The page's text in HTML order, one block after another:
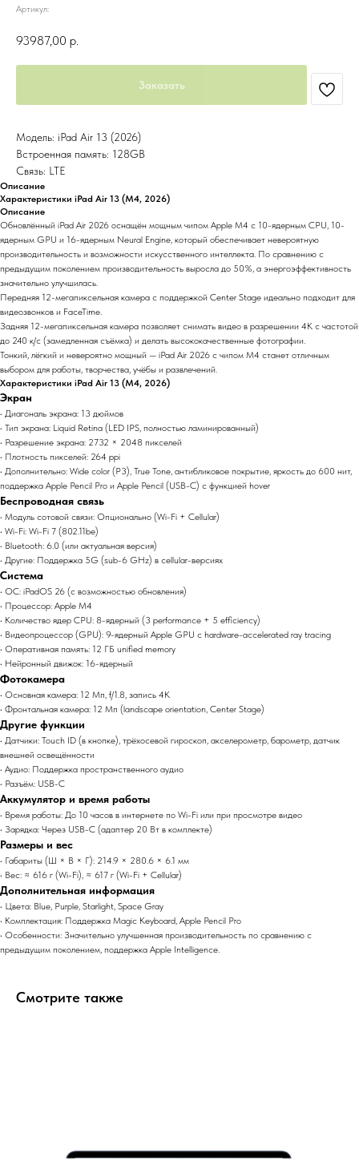
Артикул:
93987,00 р.
Заказать
Модель: iPad Air 13 (2026)
Встроенная память: 128GB
Связь: LTE
Описание
Характеристики iPad Air 13 (M4, 2026)
Описание
Обновлённый iPad Air 2026 оснащён мощным чипом Apple M4 с 10-ядерным CPU, 10-
ядерным GPU и 16-ядерным Neural Engine, который обеспечивает невероятную
производительность и возможности искусственного интеллекта. По сравнению с
предыдущим поколением производительность выросла до 50%, а энергоэффективность
значительно улучшилась.
Передняя 12-мегапиксельная камера с поддержкой Center Stage идеально подходит для
видеозвонков и FaceTime.
Задняя 12-мегапиксельная камера позволяет снимать видео в разрешении 4K с частотой
до 240 к/с (замедленная съёмка) и делать высококачественные фотографии.
Тонкий, лёгкий и невероятно мощный — iPad Air 2026 с чипом M4 станет отличным
выбором для работы, творчества, учёбы и развлечений.
Характеристики iPad Air 13 (M4, 2026)
Экран
• Диагональ экрана: 13 дюймов
• Тип экрана: Liquid Retina (LED IPS, полностью ламинированный)
• Разрешение экрана: 2732 × 2048 пикселей
• Плотность пикселей: 264 ppi
• Дополнительно: Wide color (P3), True Tone, антибликовое покрытие, яркость до 600 нит,
поддержка Apple Pencil Pro и Apple Pencil (USB-C) с функцией hover
Беспроводная связь
• Модуль сотовой связи: Опционально (Wi-Fi + Cellular)
• Wi-Fi: Wi-Fi 7 (802.11be)
• Bluetooth: 6.0 (или актуальная версия)
• Другие: Поддержка 5G (sub-6 GHz) в cellular-версиях
Система
• ОС: iPadOS 26 (с возможностью обновления)
• Процессор: Apple M4
• Количество ядер CPU: 8-ядерный (3 performance + 5 efficiency)
• Видеопроцессор (GPU): 9-ядерный Apple GPU с hardware-accelerated ray tracing
• Оперативная память: 12 ГБ unified memory
• Нейронный движок: 16-ядерный
Фотокамера
• Основная камера: 12 Мп, f/1.8, запись 4K
• Фронтальная камера: 12 Мп (landscape orientation, Center Stage)
Другие функции
• Датчики: Touch ID (в кнопке), трёхосевой гироскоп, акселерометр, барометр, датчик
внешней освещённости
• Аудио: Поддержка пространственного аудио
• Разъём: USB-C
Аккумулятор и время работы
• Время работы: До 10 часов в интернете по Wi-Fi или при просмотре видео
• Зарядка: Через USB-C (адаптер 20 Вт в комплекте)
Размеры и вес
• Габариты (Ш × В × Г): 214.9 × 280.6 × 6.1 мм
• Вес: ≈ 616 г (Wi-Fi), ≈ 617 г (Wi-Fi + Cellular)
Дополнительная информация
• Цвета: Blue, Purple, Starlight, Space Gray
• Комплектация: Поддержка Magic Keyboard, Apple Pencil Pro
• Особенности: Значительно улучшенная производительность по сравнению с
предыдущим поколением, поддержка Apple Intelligence.
Смотрите также